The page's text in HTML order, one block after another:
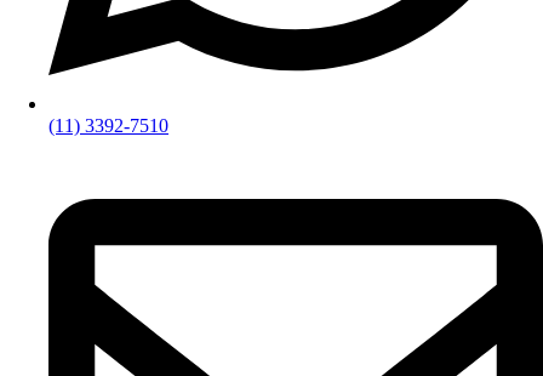
(11) 3392-7510